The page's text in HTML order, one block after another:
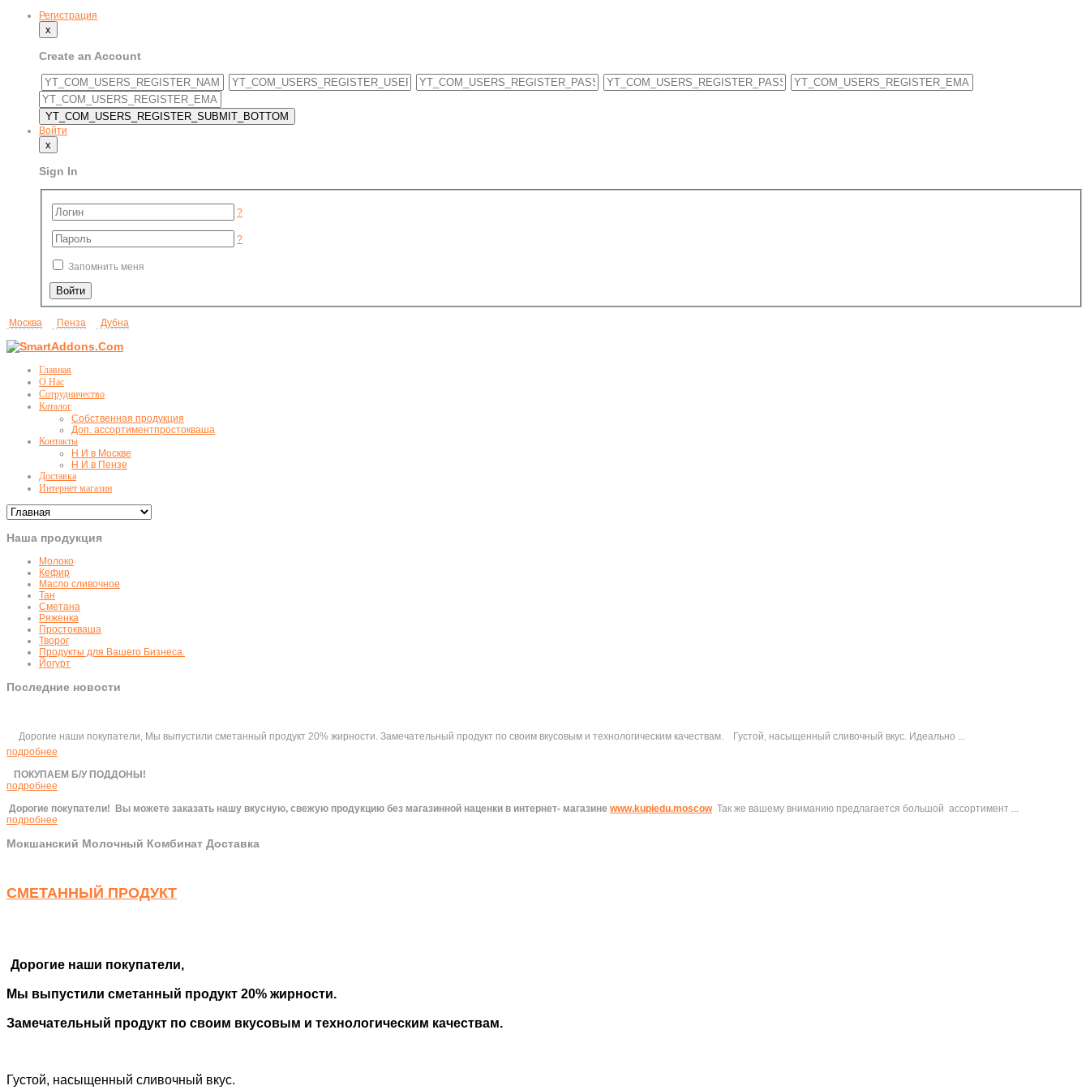
Регистрация
x
Create an Account
Войти
x
Sign In
?
?
Запомнить меня
Москва Пенза Дубна
Главная
О Нас
Сотрудничество
Каталог
Собственная продукция
Доп. ассортиментпростокваша
Контакты
Н И в Москве
Н И в Пензе
Доставка
Интернет магазин
Наша продукция
Молоко
Кефир
Масло сливочное
Тан
Сметана
Ряженка
Простокваша
Творог
Продукты для Вашего Бизнеса.
Йогурт
Последние новости
Дорогие наши покупатели, Мы выпустили сметанный продукт 20% жирности. Замечательный продукт по своим вкусовым и технологическим качествам. Густой, насыщенный сливочный вкус. Идеально ...
подробнее
ПОКУПАЕМ Б/У ПОДДОНЫ!
подробнее
Дорогие покупатели!
Вы можете заказать нашу вкусную, свежую продукцию без магазинной наценки в интернет- магазине www.kupiedu.moscow Так же вашему вниманию предлагается большой ассортимент ...
подробнее
Мокшанский Молочный Комбинат Доставка
СМЕТАННЫЙ ПРОДУКТ
Дорогие наши покупатели,
Мы выпустили сметанный продукт 20% жирности.
Замечательный продукт по своим вкусовым и технологическим качествам.
Густой, насыщенный сливочный вкус.